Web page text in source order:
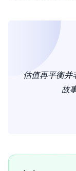
估值再平衡并
故